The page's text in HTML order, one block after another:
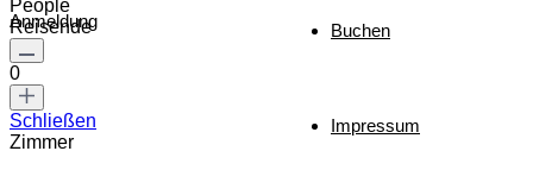
Buchen
Impressum
Anmeldung
People
Reisende
0
Schließen
Zimmer